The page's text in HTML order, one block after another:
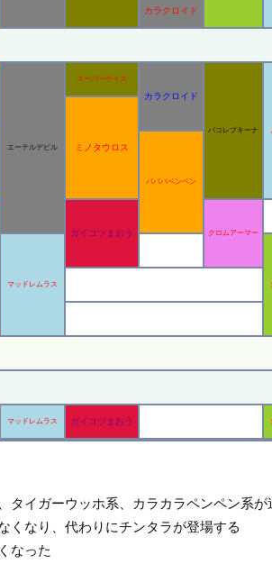
カラクロイド
エーテルデビル
スーパーゲイズ
カラクロイド
パコレプキーナ
ミノタウロス
バババペンペン
ガイコツまおう クロムアーマー
マッドレムラス
マッドレムラス ガイコツまおう
タイガーウッホ系、カラカラペンペン系が
くなり、代わりにチンタラが登場する
なった